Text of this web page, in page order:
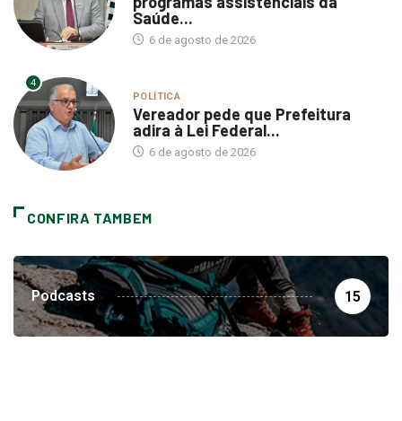
Saúde...
6 de agosto de 2026
4
POLÍTICA
Vereador pede que Prefeitura
adira à Lei Federal...
6 de agosto de 2026
CONFIRA TAMBEM
Podcasts 15